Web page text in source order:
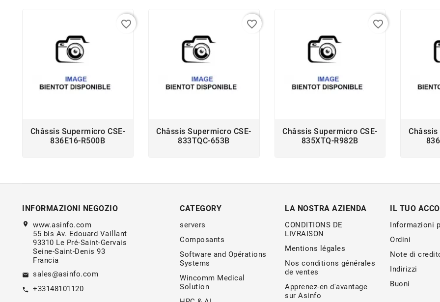
Châssis Supermicro CSE-
836E16-R500B
favorite_border
Châssis Supermicro CSE-
833TQC-653B
favorite_border
Châssis Supermicro CSE-
835XTQ-R982B
favorite_border
Châssis
INFORMAZIONI NEGOZIO
location_on
www.asinfo.com
55 bis Av. Edouard Vaillant
93310 Le Pré-Saint-Gervais
Seine-Saint-Denis 93
Francia
email sales@asinfo.com
call +33148101120
CATEGORY
servers
Composants
Software and Opérations
Systems
Wincomm Medical
Solution
LA NOSTRA AZIENDA
CONDITIONS DE
LIVRAISON
Mentions légales
Nos conditions générales
de ventes
Apprenez-en d'avantage
sur Asinfo
IL TUO
Informazioni
Ordini
Note di
Indirizzi
Buoni